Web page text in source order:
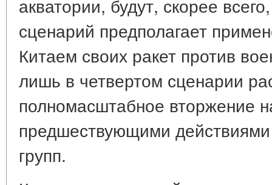
акватории, будут, скорее
сценарий предполагает
Китаем своих ракет против
лишь в четвертом сценарии
полномасштабное вторжение
предшествующими
групп.